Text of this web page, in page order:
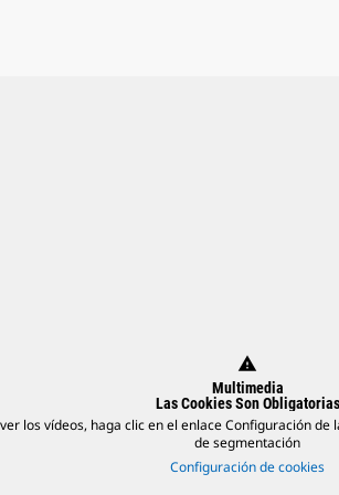
warning
Multimedia
Las Cookies Son Obligatorias
los vídeos, haga clic en el enlace Configuración de
de segmentación
Configuración de cookies